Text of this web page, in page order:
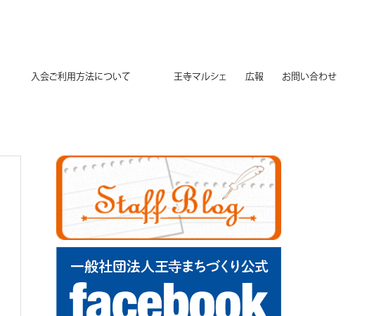
入会ご利用方法について 王寺マルシェ 広報 お問い合わせ